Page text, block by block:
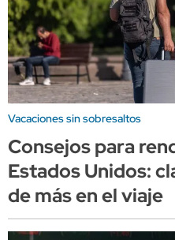
Vacaciones sin sobresaltos
Consejos para
Estados Unidos:
de más en el viaje